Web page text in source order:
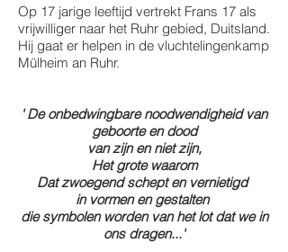
Op 17 jarige leeftijd vertrekt Frans 17 als
vrijwilliger naar het Ruhr gebied, Duitsland.
Hij gaat er helpen in de vluchtelingenkamp
Mülheim an Ruhr.
' De onbedwingbare noodwendigheid van
geboorte en dood
van zijn en niet zijn,
Het grote waarom
Dat zwoegend schept en vernietigd
in vormen en gestalten
die symbolen worden van het lot dat we in
ons dragen...'